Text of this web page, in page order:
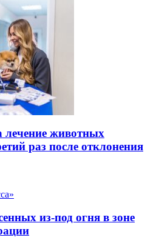
животных
раз после отклонения
из-под огня в зоне